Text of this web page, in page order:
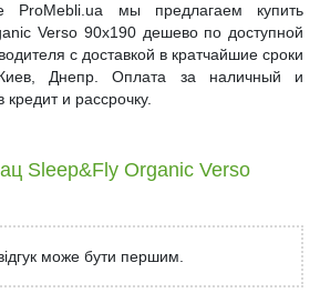
ProMebli.ua мы предлагаем купить
Verso 90x190 дешево по доступной
с доставкой в кратчайшие сроки
Днепр. Оплата за наличный и
и рассрочку.
Sleep&Fly Organic Verso
може бути першим.